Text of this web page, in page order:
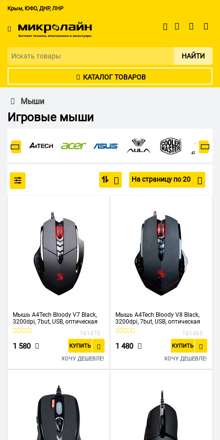
Крым, ЮФО, ДНР, ЛНР
НАЙТИ
КАТАЛОГ ТОВАРОВ
Мыши
Игровые мыши
На страницу по 20
Мышь A4Tech Bloody V7 Black,
3200dpi, 7but, USB, оптическая
161470
1 580 КУПИТЬ
ХОЧУ ДЕШЕВЛЕ!
Мышь A4Tech Bloody V8 Black,
3200dpi, 7but, USB, оптическая
161465
1 480 КУПИТЬ
ХОЧУ ДЕШЕВЛЕ!